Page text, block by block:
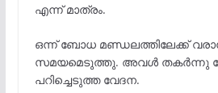
എന്ന് മാത്രം.
ഒന്ന് ബോധ മണ്ഡലത്തിലേക്ക്
സമയമെടുത്തു. അവൾ തകർന്നു
പറിച്ചെടുത്ത വേദന.